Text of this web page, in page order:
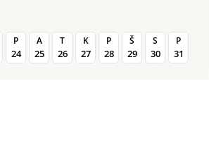
P
24
A
25
T
26
K
27
P
28
Š
29
S
30
P
31